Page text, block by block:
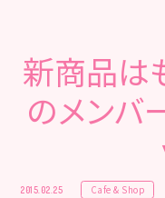
新商品は
のメンバ
2015.02.25 Cafe & Shop